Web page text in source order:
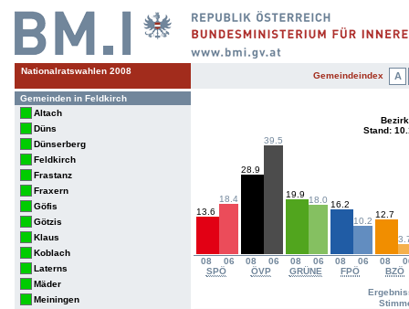
Nationalratswahlen 2008 Gemeindeindex A
Gemeinden in Feldkirch
Altach
Düns
Dünserberg
Feldkirch
Frastanz
Fraxern
Göfis
Götzis
Klaus
Koblach
Laterns
Mäder
Meiningen
Stand:
08 06 08 06 08 06 08 06 08
SPÖ
ÖVP GRÜNE FPÖ BZÖ
13.6
18.4
28.9
39.5
19.9
18.0 16.2
10.2
12.7